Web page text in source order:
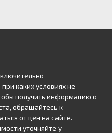
каких условиях не
получить информацию о
обращайтесь к
от цен на сайте.
уточняйте у